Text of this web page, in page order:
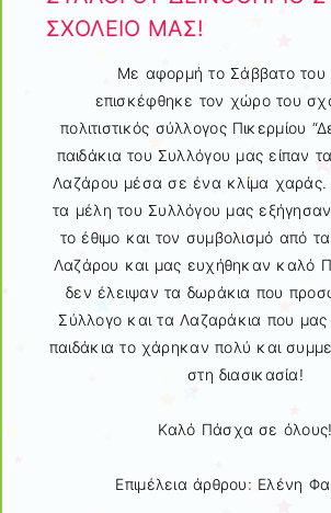
ΣΧΟΛΕΙΟ ΜΑΣ!
Με αφορμή το Σάββατο του
επισκέφθηκε τον χώρο του
πολιτιστικός σύλλογος Πικερμίου
παιδάκια του Συλλόγου μας είπαν
Λαζάρου μέσα σε ένα κλίμα χαράς.
τα μέλη του Συλλόγου μας
το έθιμο και τον συμβολισμό από
Λαζάρου και μας ευχήθηκαν καλό
δεν έλειψαν τα δωράκια που
Σύλλογο και τα Λαζαράκια που
παιδάκια το χάρηκαν πολύ και
στη διασικασία!
Καλό Πάσχα σε όλους!
Επιμέλεια άρθρου: Ελένη